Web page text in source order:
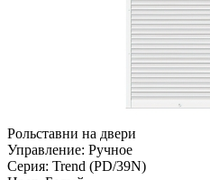
Рольставни на двери
Управление: Ручное
Серия: Trend (PD/39N)